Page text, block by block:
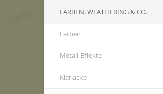
FARBEN, WEATHERING & CO.
Farben
Metall-Effekte
Klarlacke